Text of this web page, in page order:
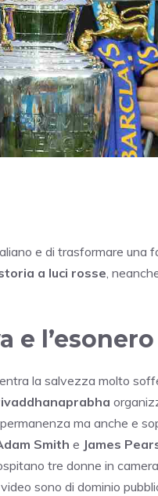
e di trasformare una
a luci rosse ,
e
la salvezza molto
ma anche e
Smith e James
tre donne in
video sono di dominio